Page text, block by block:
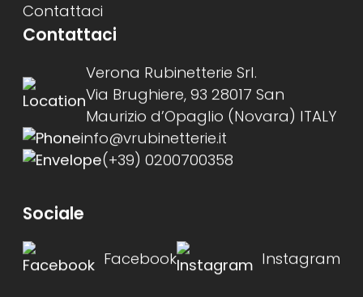
Contattaci
Contattaci
Verona Rubinetterie Srl.
Via Brughiere, 93 28017 San
Maurizio d’Opaglio (Novara) ITALY
info@vrubinetterie.it
(+39) 0200700358
Sociale
Facebook Instagram